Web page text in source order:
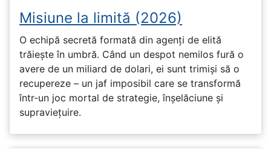
Misiune la limită (2026)
O echipă secretă formată din agenți de elită
trăiește în umbră. Când un despot nemilos fură o
avere de un miliard de dolari, ei sunt trimiși să o
recupereze – un jaf imposibil care se transformă
într-un joc mortal de strategie, înșelăciune și
supraviețuire.